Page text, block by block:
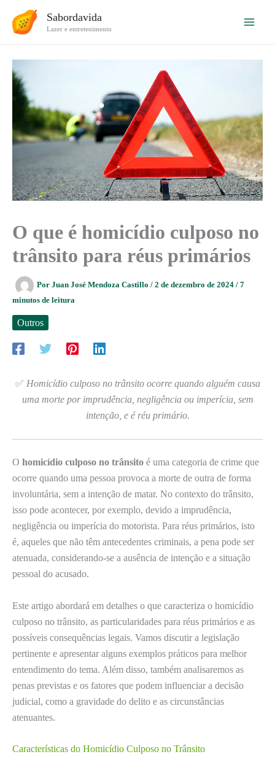
para
Sabordavida
Lazer e entretenimento
O que é homicídio culposo no
trânsito para réus primários
Por Juan José Mendoza Castillo / 2 de dezembro de 2024 / 7
minutos de leitura
Outros
✅ Homicídio culposo no trânsito ocorre quando alguém causa
uma morte por imprudência, negligência ou imperícia, sem
intenção, e é réu primário.
O homicídio culposo no trânsito é uma categoria de crime que
ocorre quando uma pessoa provoca a morte de outra de forma
involuntária, sem a intenção de matar. No contexto do trânsito,
isso pode acontecer, por exemplo, devido a imprudência,
negligência ou imperícia do motorista. Para réus primários, isto
é, aqueles que não têm antecedentes criminais, a pena pode ser
atenuada, considerando-se a ausência de intenção e a situação
pessoal do acusado.
Este artigo abordará em detalhes o que caracteriza o homicídio
culposo no trânsito, as particularidades para réus primários e as
possíveis consequências legais. Vamos discutir a legislação
pertinente e apresentar alguns exemplos práticos para melhor
entendimento do tema. Além disso, também analisaremos as
penas previstas e os fatores que podem influenciar a decisão
judicial, como a gravidade do delito e as circunstâncias
atenuantes.
Características do Homicídio Culposo no Trânsito